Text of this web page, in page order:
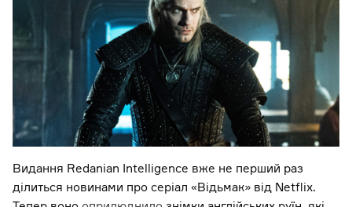
Видання Redanian Intelligence вже не перший раз
ділиться новинами про серіал «Відьмак» від Netflix.